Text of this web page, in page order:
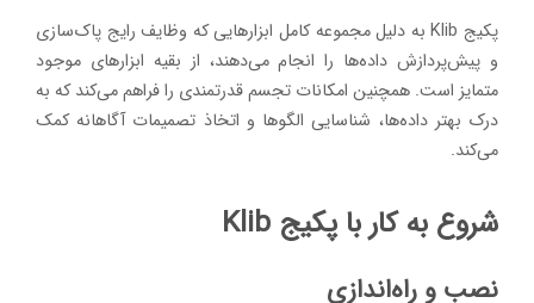
پکیج Klib به دلیل مجموعه کامل ابزارهایی که وظایف رایج پاک‌سازی
و پیش‌پردازش داده‌ها را انجام می‌دهند، از بقیه ابزارهای موجود
متمایز است. همچنین امکانات تجسم قدرتمندی را فراهم می‌کند که به
درک بهتر داده‌ها، شناسایی الگوها و اتخاذ تصمیمات آگاهانه کمک
می‌کند.
شروع به کار با پکیج Klib
نصب و راه‌اندازی